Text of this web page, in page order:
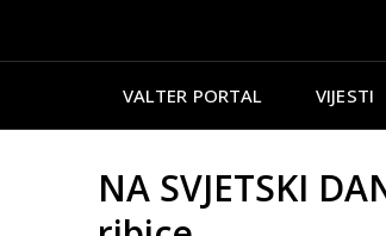
VALTER PORTAL VIJESTI
NA SVJETSKI